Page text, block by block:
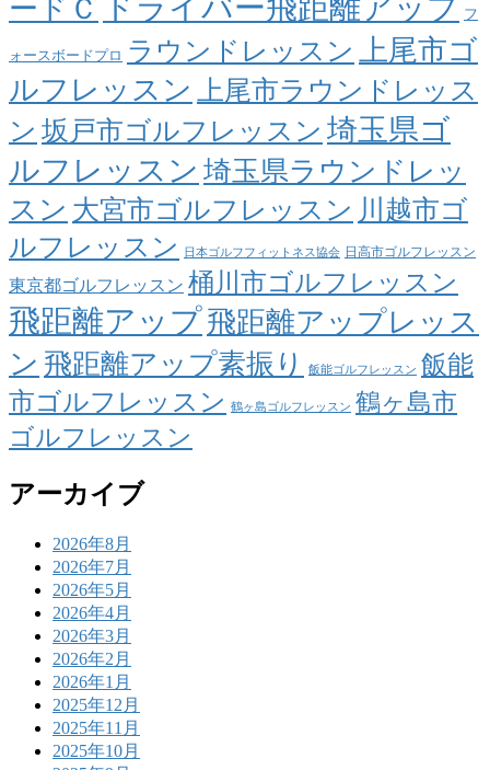
ードＣ
ドライバー飛距離アップ フ
ォースボードプロ ラウンドレッスン
上尾市ゴ
ルフレッスン
上尾市ラウンドレッス
ン 坂戸市ゴルフレッスン 埼玉県ゴ
ルフレッスン 埼玉県ラウンドレッ
スン 大宮市ゴルフレッスン 川越市ゴ
ルフレッスン
日本ゴルフフィットネス協会 日高市ゴルフレッスン
東京都ゴルフレッスン 桶川市ゴルフレッスン
飛距離アップ飛距離アップレッス
ン 飛距離アップ素振り 飯能ゴルフレッスン 飯能
市ゴルフレッスン
鶴ヶ島ゴルフレッスン 鶴ヶ島市
ゴルフレッスン
アーカイブ
2026年8月
2026年7月
2026年5月
2026年4月
2026年3月
2026年2月
2026年1月
2025年12月
2025年11月
2025年10月